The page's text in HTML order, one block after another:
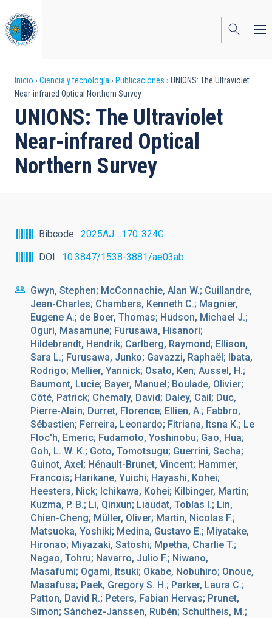
al
contenido
principal
Sobrescribir
enlaces
de
ayuda
a
Inicio Ciencia y tecnología Publicaciones
UNIONS: The Ultraviolet
Near-infrared Optical Northern Survey
UNIONS: The Ultraviolet
Near-infrared Optical
Northern Survey
Bibcode
2025AJ....170..324G
DOI
10.3847/1538-3881/ae03ab
Gwyn, Stephen; McConnachie, Alan W.; Cuillandre,
Jean-Charles; Chambers, Kenneth C.; Magnier,
Eugene A.; de Boer, Thomas; Hudson, Michael J.;
Oguri, Masamune; Furusawa, Hisanori;
Hildebrandt, Hendrik; Carlberg, Raymond; Ellison,
Sara L.; Furusawa, Junko; Gavazzi, Raphaël; Ibata,
Rodrigo; Mellier, Yannick; Osato, Ken; Aussel, H.;
Baumont, Lucie; Bayer, Manuel; Boulade, Olivier;
Côté, Patrick; Chemaly, David; Daley, Cail; Duc,
Pierre-Alain; Durret, Florence; Ellien, A.; Fabbro,
Sébastien; Ferreira, Leonardo; Fitriana, Itsna K.; Le
Floc'h, Emeric; Fudamoto, Yoshinobu; Gao, Hua;
Goh, L. W. K.; Goto, Tomotsugu; Guerrini, Sacha;
Guinot, Axel; Hénault-Brunet, Vincent; Hammer,
Francois; Harikane, Yuichi; Hayashi, Kohei;
Heesters, Nick; Ichikawa, Kohei; Kilbinger, Martin;
Kuzma, P. B.; Li, Qinxun; Liaudat, Tobías I.; Lin,
Chien-Cheng; Müller, Oliver; Martin, Nicolas F.;
Matsuoka, Yoshiki; Medina, Gustavo E.; Miyatake,
Hironao; Miyazaki, Satoshi; Mpetha, Charlie T.;
Nagao, Tohru; Navarro, Julio F.; Niwano,
Masafumi; Ogami, Itsuki; Okabe, Nobuhiro; Onoue,
Masafusa; Paek, Gregory S. H.; Parker, Laura C.;
Patton, David R.; Peters, Fabian Hervas; Prunet,
Simon; Sánchez-Janssen, Rubén; Schultheis, M.;